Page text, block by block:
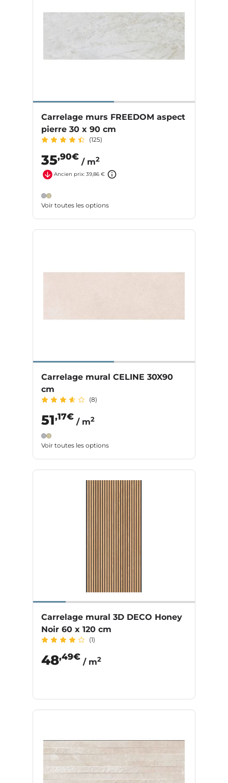
Carrelage murs FREEDOM aspect
pierre 30 x 90 cm
(125)
35,90€
/ m2
Ancien prix: 39,86 €
Voir toutes les options
Carrelage mural CELINE 30X90
cm
(8)
51,17€
/ m2
Voir toutes les options
Carrelage mural 3D DECO Honey
Noir 60 x 120 cm
(1)
48,49€
/ m2